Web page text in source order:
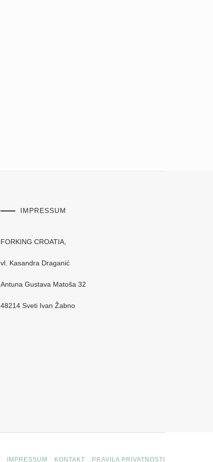
IMPRESSUM
FORKING CROATIA,
vl. Kasandra Draganić
Antuna Gustava Matoša 32
48214 Sveti Ivan Žabno
IMPRESSUM KONTAKT PRAVILA PRIVATNOSTI